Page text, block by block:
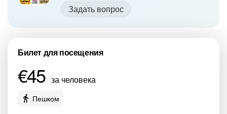
Задать вопрос
Билет для посещения
€45 за человека
Пешком